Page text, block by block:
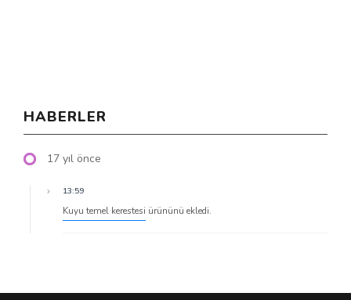
HABERLER
17 yıl önce
13:59
Kuyu temel kerestesi ürününü ekledi.